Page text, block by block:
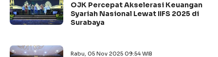
OJK Percepat Akselerasi Keuangan
Syariah Nasional Lewat IIFS 2025 di
Surabaya
Rabu, 05 Nov 2025 09:54 WIB